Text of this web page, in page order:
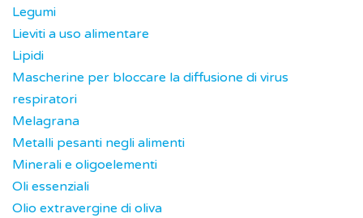
Legumi
Lieviti a uso alimentare
Lipidi
Mascherine per bloccare la diffusione di virus
respiratori
Melagrana
Metalli pesanti negli alimenti
Minerali e oligoelementi
Oli essenziali
Olio extravergine di oliva